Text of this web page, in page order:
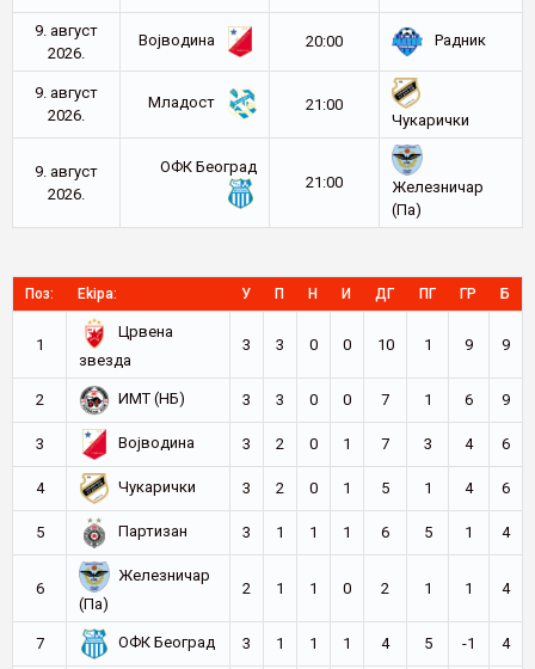
9. август
2026.
Војводина 20:00 Радник
9. август
2026.
Младост
21:00
Чукарички
9. август
2026.
ОФК Београд
21:00
Железничар
(Па)
Поз: Ekipa: У П Н И ДГ ПГ ГР Б
1
Црвена
звезда
3 3 0 0 10 1 9 9
2 ИМТ (НБ) 3 3 0 0 7 1 6 9
3 Војводина 3 2 0 1 7 3 4 6
4 Чукарички 3 2 0 1 5 1 4 6
5 Партизан 3 1 1 1 6 5 1 4
6
Железничар
(Па)
2 1 1 0 2 1 1 4
7 ОФК Београд 3 1 1 1 4 5 -1 4